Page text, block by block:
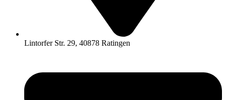
Lintorfer Str. 29, 40878 Ratingen